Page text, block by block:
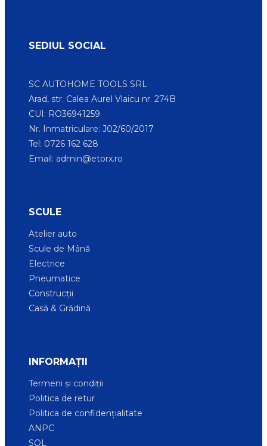
SEDIUL SOCIAL
SC AUTOHOME TOOLS SRL
Arad, str. Calea Aurel Vlaicu nr. 274B
CUI: RO36941259
Nr. Inmatriculare: J02/60/2017
Tel: 0726 162 628
Email: admin@etorx.ro
SCULE
Atelier auto
Scule de Mână
Electrice
Pneumatice
Construcții
Casă & Grădină
INFORMAȚII
Termeni și condiții
Politica de retur
Politica de confidențialitate
ANPC
SOL